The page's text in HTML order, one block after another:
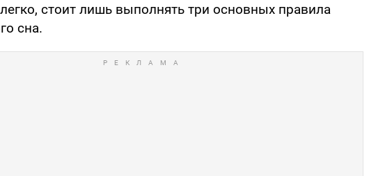
стоит лишь выполнять три основных правила
сна.